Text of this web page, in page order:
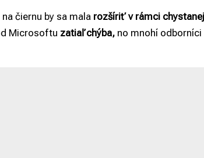
čiernu by sa mala rozšíriť v rámci
Microsoftu zatiaľ chýba, no mnohí odborníci